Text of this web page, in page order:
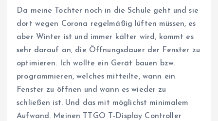
Da meine Tochter noch in die Schule geht und sie
dort wegen Corona regelmäßig lüften müssen, es
aber Winter ist und immer kälter wird, kommt es
sehr darauf an, die Öffnungsdauer der Fenster zu
optimieren. Ich wollte ein Gerät bauen bzw.
programmieren, welches mitteilte, wann ein
Fenster zu öffnen und wann es wieder zu
schließen ist. Und das mit möglichst minimalem
Aufwand. Meinen TTGO T-Display Controller